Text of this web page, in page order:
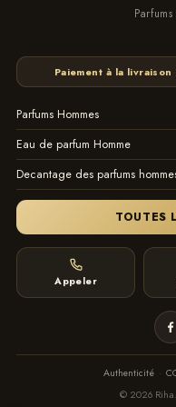
Paiement à la
Parfums Hommes
Eau de parfum Homme
Decantage des parfums
TOUTES
Appeler
Authenticité ·
© 2026